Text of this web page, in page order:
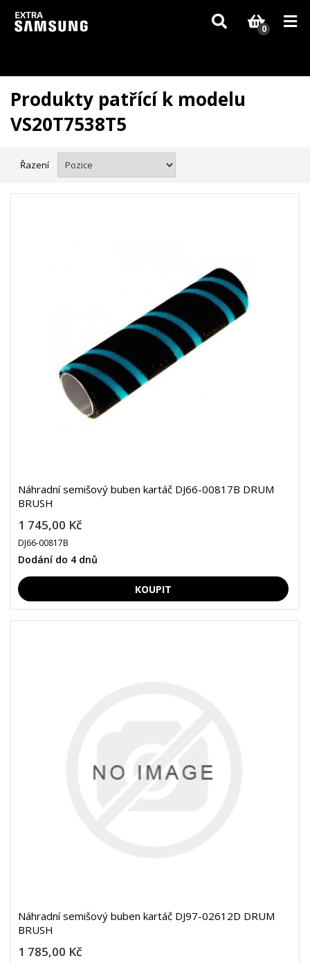
Vzhledem k aktuální situaci se může dodání dílů, které nejsou skladem,
zpozdit. Děkujeme za pochopení.
0
Produkty patřící k modelu
VS20T7538T5
Řazení
Náhradní semišový buben kartáč DJ66-00817B DRUM
BRUSH
1 745,00 Kč
DJ66-00817B
Dodání do 4 dnů
Náhradní semišový buben kartáč DJ97-02612D DRUM
BRUSH
1 785,00 Kč